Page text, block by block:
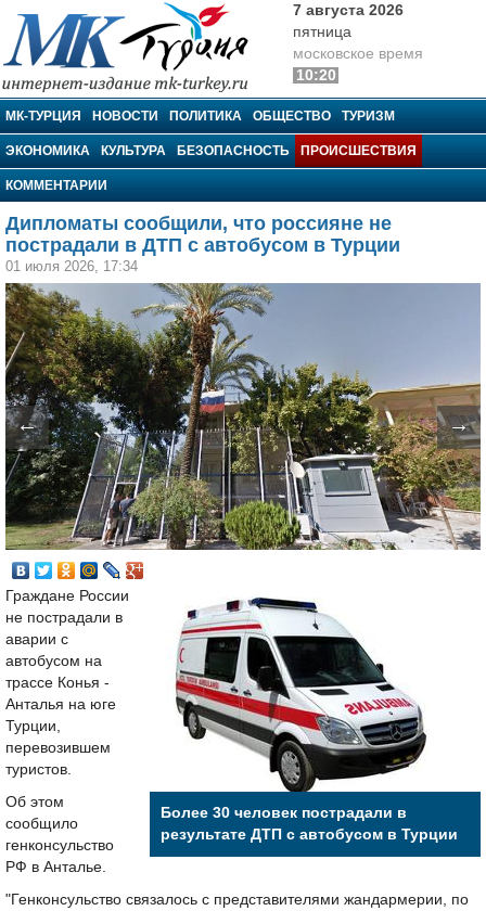
МК-Турция
7 августа 2026
пятница
московское время
10:20
МК-ТУРЦИЯ НОВОСТИ ПОЛИТИКА ОБЩЕСТВО ТУРИЗМ
ЭКОНОМИКА КУЛЬТУРА БЕЗОПАСНОСТЬ ПРОИСШЕСТВИЯ
КОММЕНТАРИИ
Дипломаты сообщили, что россияне не
пострадали в ДТП с автобусом в Турции
01 июля 2026, 17:34
← →
Более 30 человек пострадали в
результате ДТП с автобусом в Турции
Граждане России
не пострадали в
аварии с
автобусом на
трассе Конья -
Анталья на юге
Турции,
перевозившем
туристов.
Об этом
сообщило
генконсульство
РФ в Анталье.
"Генконсульство связалось с представителями жандармерии, по